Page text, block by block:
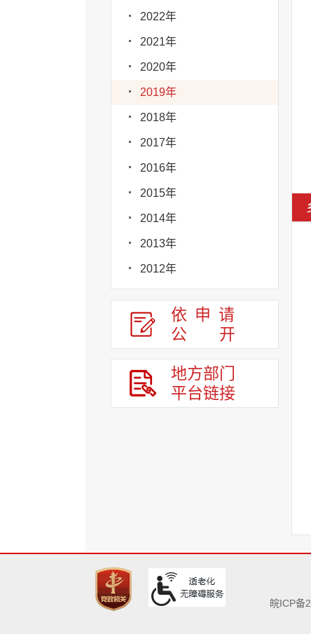
2022年
2021年
2020年
2019年
2018年
2017年
2016年
2015年
2014年
2013年
2012年
依申请
公
开
地方部门
平台链接
皖ICP备